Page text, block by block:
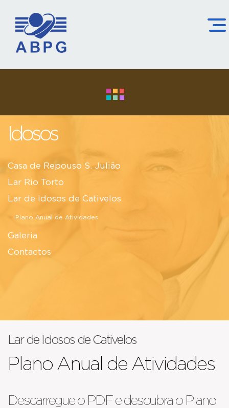
Idosos
Casa de Repouso S. Julião
Lar Rio Torto
Lar de Idosos de Cativelos
Plano Anual de Atividades
Galeria
Contactos
Lar de Idosos de Cativelos
Plano Anual de Atividades
Descarregue o PDF e descubra o Plano